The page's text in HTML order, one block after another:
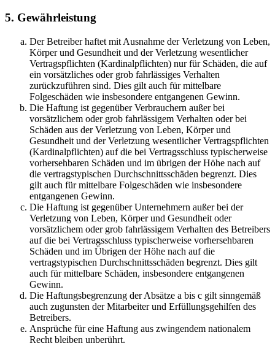
5. Gewährleistung
Der Betreiber haftet mit Ausnahme der Verletzung von Leben,
Körper und Gesundheit und der Verletzung wesentlicher
Vertragspflichten (Kardinalpflichten) nur für Schäden, die auf
ein vorsätzliches oder grob fahrlässiges Verhalten
zurückzuführen sind. Dies gilt auch für mittelbare
Folgeschäden wie insbesondere entgangenen Gewinn.
Die Haftung ist gegenüber Verbrauchern außer bei
vorsätzlichem oder grob fahrlässigem Verhalten oder bei
Schäden aus der Verletzung von Leben, Körper und
Gesundheit und der Verletzung wesentlicher Vertragspflichten
(Kardinalpflichten) auf die bei Vertragsschluss typischerweise
vorhersehbaren Schäden und im übrigen der Höhe nach auf
die vertragstypischen Durchschnittsschäden begrenzt. Dies
gilt auch für mittelbare Folgeschäden wie insbesondere
entgangenen Gewinn.
Die Haftung ist gegenüber Unternehmern außer bei der
Verletzung von Leben, Körper und Gesundheit oder
vorsätzlichem oder grob fahrlässigem Verhalten des Betreibers
auf die bei Vertragsschluss typischerweise vorhersehbaren
Schäden und im Übrigen der Höhe nach auf die
vertragstypischen Durchschnittsschäden begrenzt. Dies gilt
auch für mittelbare Schäden, insbesondere entgangenen
Gewinn.
Die Haftungsbegrenzung der Absätze a bis c gilt sinngemäß
auch zugunsten der Mitarbeiter und Erfüllungsgehilfen des
Betreibers.
Ansprüche für eine Haftung aus zwingendem nationalem
Recht bleiben unberührt.